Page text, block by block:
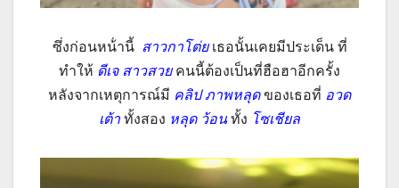
ซึ่งก่อนหน้่านี้ สาวกาโต่ยเธอนั้นเคยมีประเด็น ที่
ทำให้ ดีเจ สาวสวยคนนี้ต้องเป็นที่ฮือฮาอีกครั้ง
หลังจากเหตุการณ์มี คลิป ภาพหลุดของเธอที่ อวด
เต้า ทั้งสอง หลุด ว้อน ทั้ง โซเชียล